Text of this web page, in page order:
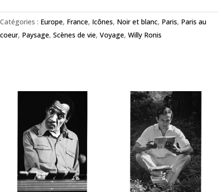
Catégories : Europe, France, Icônes, Noir et blanc, Paris, Paris au
coeur, Paysage, Scènes de vie, Voyage, Willy Ronis